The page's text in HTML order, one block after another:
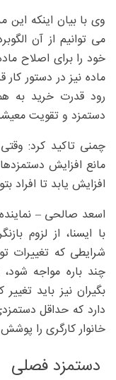
وی با بیان اینکه این
می توانیم از آن
ماده نیز در دستور
رود قدرت خرید به
دستمزد و تقویت
چمنی تاکید کرد: وقتی
مانع افزایش
افزایش یابد تا افراد
اسعد صالحی –
با ایسنا، از لزوم
شرایطی که تغییرات
چند باره مواجه
دارد که حداقل
خانوار کارگری را
دستمزد فصلی